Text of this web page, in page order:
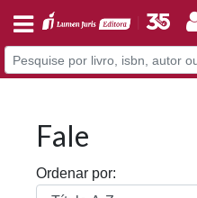
Fale
Ordenar por: